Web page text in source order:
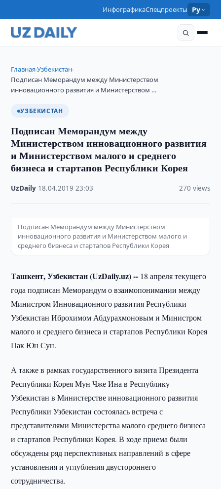
ИнфографикаСпецпроекты Ру
Главная›Узбекистан›
Подписан Меморандум между Министерством
инновационного развития и Министерством …
УЗБЕКИСТАН
Подписан Меморандум между
Министерством инновационного развития
и Министерством малого и среднего
бизнеса и стартапов Республики Корея
UzDaily 18.04.2019 ·23:03 270 views
Подписан Меморандум между Министерством
инновационного развития и Министерством малого и
среднего бизнеса и стартапов Республики Корея
Ташкент, Узбекистан (UzDaily.uz) -- 18 апреля текущего
года подписан Меморандум о взаимопонимании между
Министром Инновационного развития Республики
Узбекистан Иброхимом Абдурахмоновым и Министром
малого и среднего бизнеса и стартапов Республики Корея
Пак Юн Сун.
А также в рамках государственного визита Президента
Республики Корея Мун Чже Ина в Республику
Узбекистан в Министерстве инновационного развития
Республики Узбекистан состоялась встреча с
представителями Министерства малого среднего бизнеса
и стартапов Республики Корея. В ходе приема были
обсуждены ряд перспективных направлений в сфере
установления и углубления двустороннего
сотрудничества.